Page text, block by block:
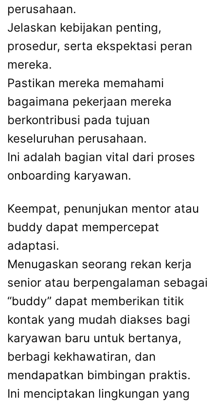
perusahaan.
Jelaskan kebijakan penting,
prosedur, serta ekspektasi peran
mereka.
Pastikan mereka memahami
bagaimana pekerjaan mereka
berkontribusi pada tujuan
keseluruhan perusahaan.
Ini adalah bagian vital dari proses
onboarding karyawan.
Keempat, penunjukan mentor atau
buddy dapat mempercepat
adaptasi.
Menugaskan seorang rekan kerja
senior atau berpengalaman sebagai
“buddy” dapat memberikan titik
kontak yang mudah diakses bagi
karyawan baru untuk bertanya,
berbagi kekhawatiran, dan
mendapatkan bimbingan praktis.
Ini menciptakan lingkungan yang